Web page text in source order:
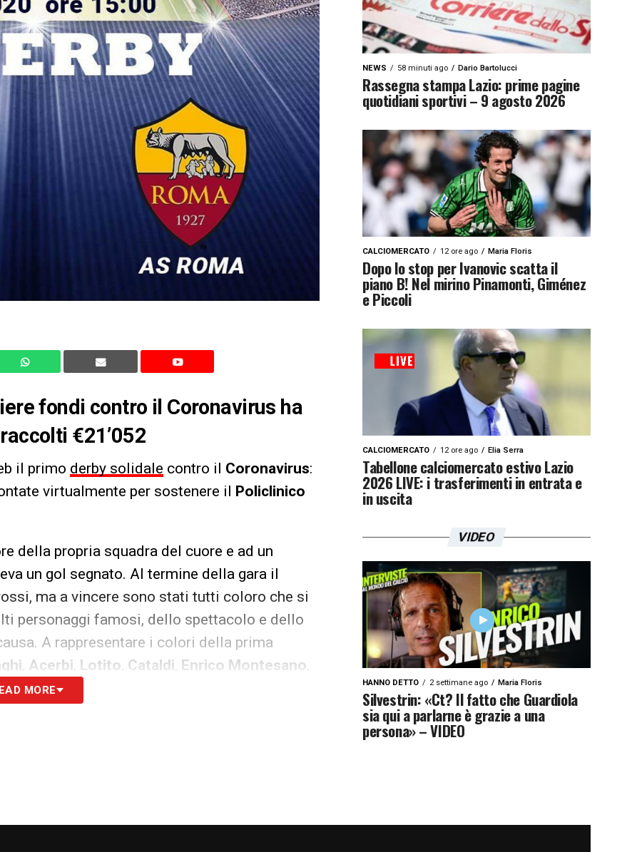
fondi contro il Coronavirus ha
€21’052
il primo derby solidale contro il Coronavirus:
virtualmente per sostenere il Policlinico
della propria squadra del cuore e ad un
un gol segnato. Al termine della gara il
ma a vincere sono stati tutti coloro che si
personaggi famosi, dello spettacolo e dello
A rappresentare i colori della prima
Acerbi Lotito Cataldi Enrico Montesano
ancheNoemi Visentin
MORE
NEWS 58 minuti ago Dario Bartolucci
Rassegna stampa Lazio: prime pagine
quotidiani sportivi – 9 agosto 2026
CALCIOMERCATO 12 ore ago Maria Floris
Dopo lo stop per Ivanovic scatta il
piano B! Nel mirino Pinamonti, Giménez
e Piccoli
CALCIOMERCATO 12 ore ago Elia Serra
Tabellone calciomercato estivo Lazio
2026 LIVE: i trasferimenti in entrata e
in uscita
VIDEO
HANNO DETTO 2 settimane ago Maria Floris
Silvestrin: «Ct? Il fatto che Guardiola
sia qui a parlarne è grazie a una
persona» – VIDEO